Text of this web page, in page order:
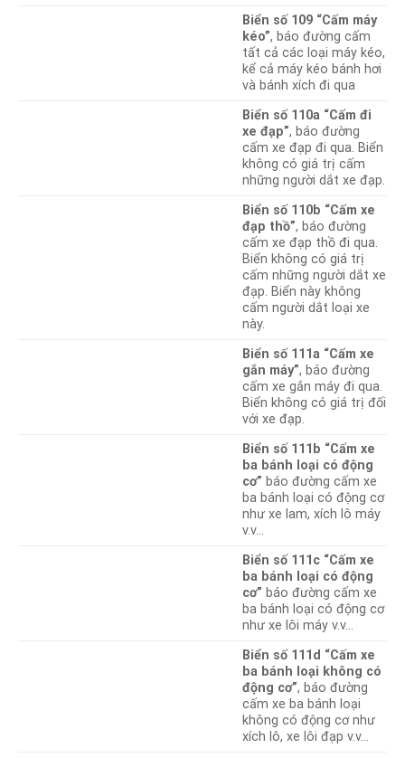
Biển số 109 “Cấm máy
kéo”, báo đường cấm
tất cả các loại máy kéo,
kể cả máy kéo bánh hơi
và bánh xích đi qua
Biển số 110a “Cấm đi
xe đạp”, báo đường
cấm xe đạp đi qua. Biển
không có giá trị cấm
những người dắt xe đạp.
Biển số 110b “Cấm xe
đạp thồ”, báo đường
cấm xe đạp thồ đi qua.
Biển không có giá trị
cấm những người dắt xe
đạp. Biển này không
cấm người dắt loại xe
này.
Biển số 111a “Cấm xe
gắn máy”, báo đường
cấm xe gắn máy đi qua.
Biển không có giá trị đối
với xe đạp.
Biển số 111b “Cấm xe
ba bánh loại có động
cơ” báo đường cấm xe
ba bánh loại có động cơ
như xe lam, xích lô máy
v.v…
Biển số 111c “Cấm xe
ba bánh loại có động
cơ” báo đường cấm xe
ba bánh loại có động cơ
như xe lôi máy v.v…
Biển số 111d “Cấm xe
ba bánh loại không có
động cơ”, báo đường
cấm xe ba bánh loại
không có động cơ như
xích lô, xe lôi đạp v.v…